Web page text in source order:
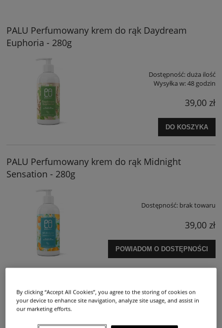
PALU Perfumowany krem do rąk Daydream
Euphoria - 280g
Dostępność:duża ilość
Wysyłka w:48 godzin
39,00 zł
DO KOSZYKA
PALU Perfumowany krem do rąk Midnight
Sensation - 280g
Dostępność: brak towaru
39,00 zł
POWIADOM O DOSTĘPNOŚCI
PALU Perfumowany krem do rąk Amour Mood -
280g
By clicking “Accept All Cookies”, you agree to the storing of cookies on
your device to enhance site navigation, analyze site usage, and assist in
our marketing efforts.